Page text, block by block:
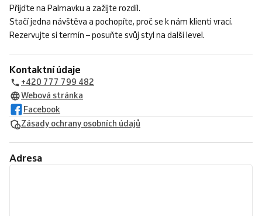
Přijďte na Palmavku a zažijte rozdíl.
Stačí jedna návštěva a pochopíte, proč se k nám klienti vrací.
Rezervujte si termín – posuňte svůj styl na další level.
Kontaktní údaje
+420 777 799 482
Webová stránka
Facebook
Zásady ochrany osobních údajů
Adresa